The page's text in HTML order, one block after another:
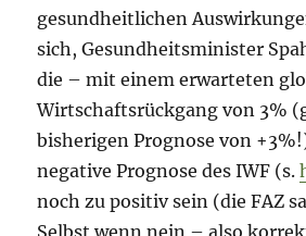
gesundheitlichen
sich, Gesundheitsminister
die – mit einem erwarteten
Wirtschaftsrückgang von 3%
bisherigen Prognose von
negative Prognose des IWF (s.
noch zu positiv sein (die FAZ
Selbst wenn nein – also